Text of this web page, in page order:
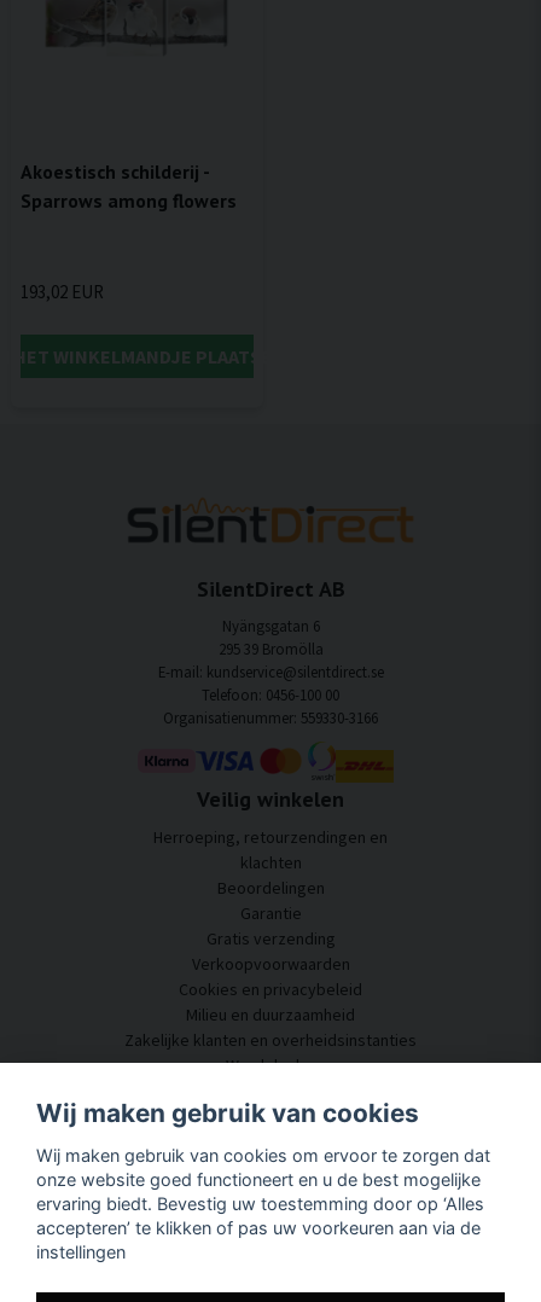
Akoestisch schilderij -
Sparrows among flowers
193,02 EUR
HET WINKELMANDJE PLAATSEN
SilentDirect AB
Nyängsgatan 6
295 39 Bromölla
E-mail: kundservice@silentdirect.se
Telefoon: 0456-100 00
Organisatienummer: 559330-3166
Veilig winkelen
Herroeping, retourzendingen en
klachten
Beoordelingen
Garantie
Gratis verzending
Verkoopvoorwaarden
Cookies en privacybeleid
Milieu en duurzaamheid
Zakelijke klanten en overheidsinstanties
Word dealer
Klantenservice
Neem contact met ons op
Akoestisch advies
Montage en installatie
Vragen en antwoorden
Wij maken gebruik van cookies
Wij maken gebruik van cookies om ervoor te zorgen dat
onze website goed functioneert en u de best mogelijke
ervaring biedt. Bevestig uw toestemming door op ‘Alles
accepteren’ te klikken of pas uw voorkeuren aan via de
instellingen